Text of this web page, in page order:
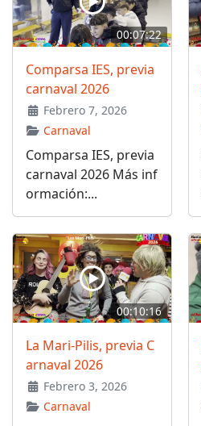
00:07:22
Comparsa IES, previa
carnaval 2026
Febrero 7, 2026
Carnaval
Comparsa IES, previa
carnaval 2026 Más inf
ormación:...
00:10:16
La Mari-Pilis, previa C
arnaval 2026
Febrero 3, 2026
Carnaval